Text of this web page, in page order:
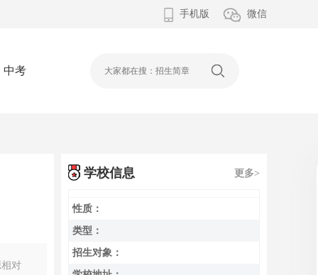
手机版 微信
中考
对
学校信息 更多>
性质：
类型：
招生对象：